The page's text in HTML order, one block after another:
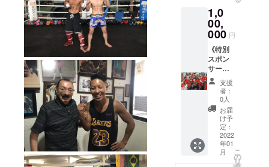
所は関
西圏内
でした
らどこ
でも飛
んでい
きま
す！ 日
程は
メール
にて要
相談。
公共の
場所で
の面
会。 ※
飲食代
は個人
名を掲
げさせ
ていた
だきま
す。 ま
た企業
様の場
合、
ホーム
ページ
にバ
ナーの
掲載を
させて
いただ
きま
1,0
00,
000 円
《特別
スポン
サー
様》 当
ジムの
特別ス
ポン
サー様
とし
て、リ
ング
コー
ナーポ
支援
者：
0人
お届
け予
定：
2022
年01
月
こ
の
リ